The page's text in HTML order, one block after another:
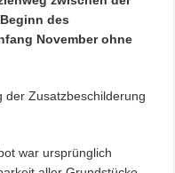
des
November ohne
der Zusatzbeschilderung
war ursprünglich